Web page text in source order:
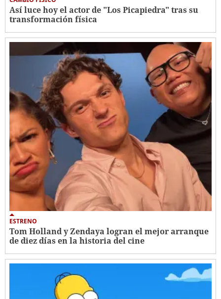
Así luce hoy el actor de "Los Picapiedra" tras su
transformación física
ESTRENO
Tom Holland y Zendaya logran el mejor arranque
de diez días en la historia del cine